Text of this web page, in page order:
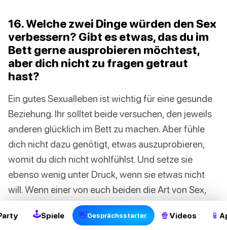
16. Welche zwei Dinge würden den Sex
verbessern? Gibt es etwas, das du im
Bett gerne ausprobieren möchtest,
aber dich nicht zu fragen getraut
hast?
Ein gutes Sexualleben ist wichtig für eine gesunde
Beziehung. Ihr solltet beide versuchen, den jeweils
anderen glücklich im Bett zu machen. Aber fühle
dich nicht dazu genötigt, etwas auszuprobieren,
womit du dich nicht wohlfühlst. Und setze sie
ebenso wenig unter Druck, wenn sie etwas nicht
will. Wenn einer von euch beiden die Art von Sex,
die ihr miteinander habt, nicht mag, wird das ein
böses Ende nehmen.
🕹Spiele 👋Gesprächsstarter 🍿 Videos 📱